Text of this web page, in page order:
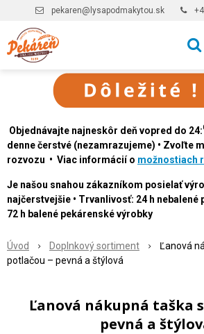
pekaren@lysapodmakytou.sk
Objednávajte najneskôr deň vopred do 24:
denne čerstvé (nezamrazujeme) • Zvoľte
rozvozu • Viac informácií o možnostiach
Je našou snahou zákazníkom posielať
najčerstvejšie • Trvanlivosť: 24 h nebalené
72 h balené pekárenské výrobky
Úvod Doplnkový sortiment
Ľanová
potlačou – pevná a štýlová
Ľanová nákupná taška
pevná a